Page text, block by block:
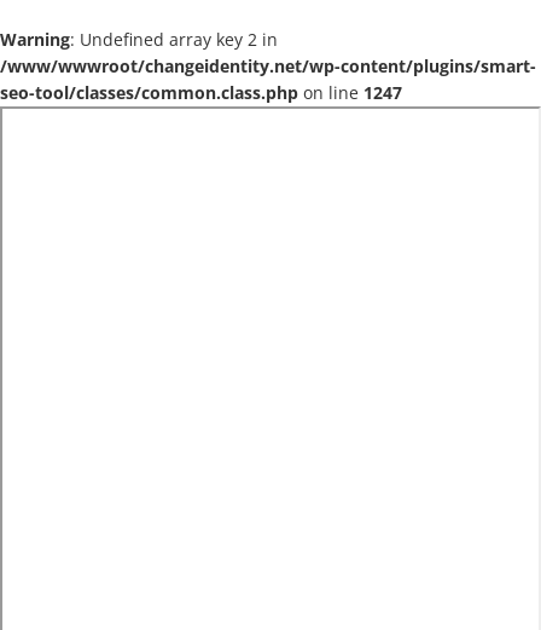
Warning: Undefined array key 2 in
/www/wwwroot/changeidentity.net/wp-content/plugins/smart-
seo-tool/classes/common.class.php on line 1247